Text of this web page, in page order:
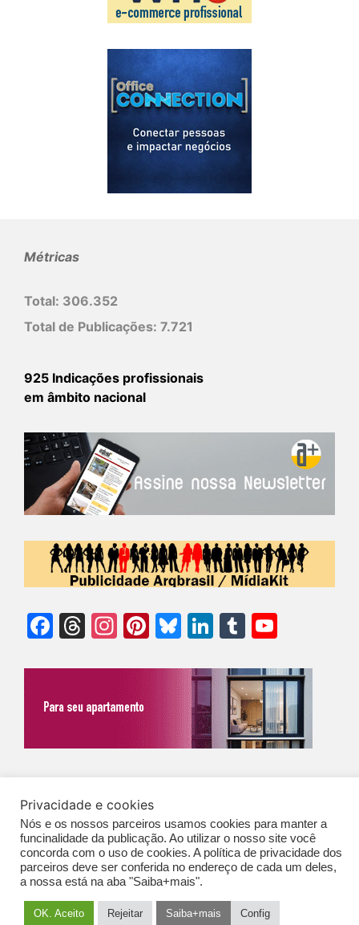
Métricas
Total: 306.352
Total de Publicações: 7.721
925 Indicações profissionais
em âmbito nacional
Facebook
Threads
Instagram
Pinterest
Bluesky
LinkedIn
Tumblr
Expediente|Contato|Newsletter
GERAIS DE PUBLICAÇÃO (CGP
Privacidade e cookies
Nós e os nossos parceiros usamos cookies para manter a
funcinalidade da publicação. Ao utilizar o nosso site você
concorda com o uso de cookies. A política de privacidade dos
parceiros deve ser conferida no endereço de cada um deles,
a nossa está na aba "Saiba+mais".
OK. Aceito Rejeitar Saiba+mais Config